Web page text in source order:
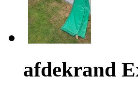
afdekrand